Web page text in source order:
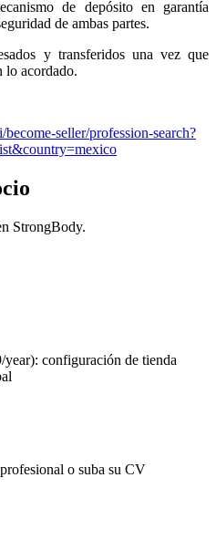
de depósito en garantía
de ambas partes.
​​y transferidos una vez que
lo acordado.
seller/profession-search?
StrongBody.
configuración de tienda
o suba su CV